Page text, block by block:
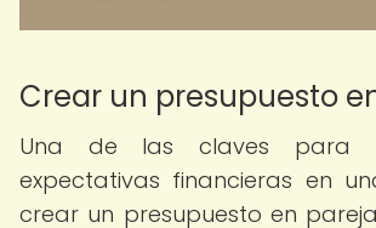
Crear un presupuesto
Una de las claves para
expectativas financieras en
crear un presupuesto en